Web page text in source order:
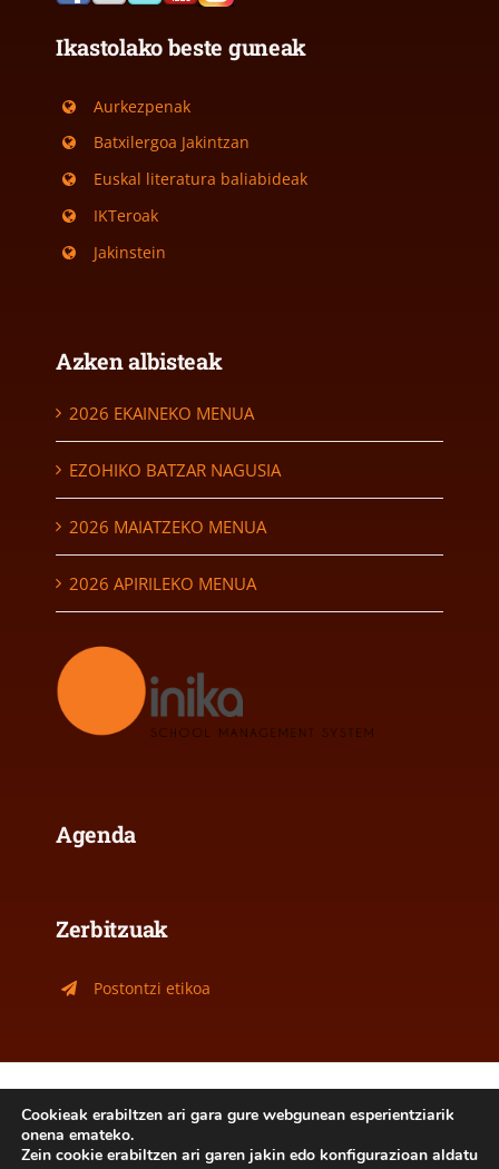
Ikastolako beste guneak
Aurkezpenak
Batxilergoa Jakintzan
Euskal literatura baliabideak
IKTeroak
Jakinstein
Azken albisteak
2026 EKAINEKO MENUA
EZOHIKO BATZAR NAGUSIA
2026 MAIATZEKO MENUA
2026 APIRILEKO MENUA
Agenda
Zerbitzuak
Postontzi etikoa
2026- Jakintza Ikastola Ordizia - Hemengo edukiak
Cookieak erabiltzen ari gara gure webgunean esperientziarik
onena emateko.
Zein cookie erabiltzen ari garen jakin edo konfigurazioan aldatu